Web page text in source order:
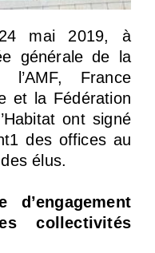
mai 2019, à
générale de la
l’AMF, France
et la Fédération
ont signé
des offices au
élus.
collectivités